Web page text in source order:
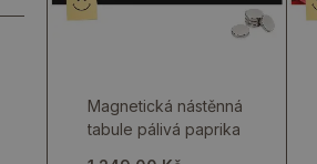
Magnetická nástěnná
tabule pálivá paprika